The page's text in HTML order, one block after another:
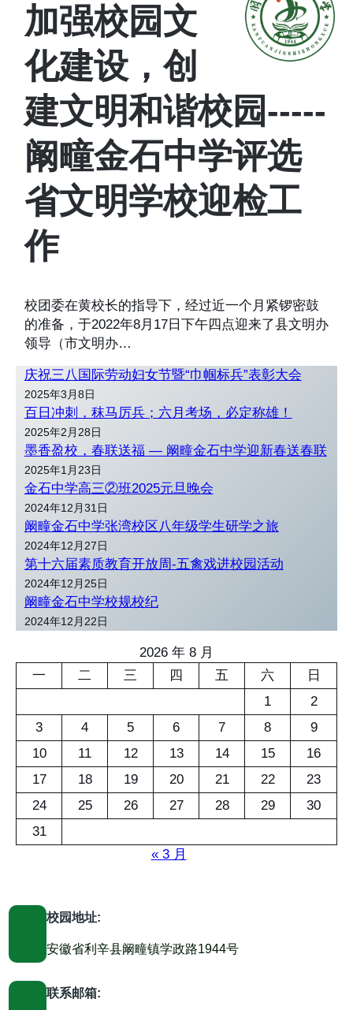
加强校园文
化建设，创
建文明和谐校园-----
阚疃金石中学评选
省文明学校迎检工
作
校团委在黄校长的指导下，经过近一个月紧锣密鼓
的准备，于2022年8月17日下午四点迎来了县文明办
领导（市文明办…
庆祝三八国际劳动妇女节暨“巾帼标兵”表彰大会
2025年3月8日
百日冲刺，秣马厉兵；六月考场，必定称雄！
2025年2月28日
墨香盈校，春联送福 — 阚疃金石中学迎新春送春联
2025年1月23日
金石中学高三②班2025元旦晚会
2024年12月31日
阚疃金石中学张湾校区八年级学生研学之旅
2024年12月27日
第十六届素质教育开放周-五禽戏进校园活动
2024年12月25日
阚疃金石中学校规校纪
2024年12月22日
2026 年 8 月
一
二 三 四 五 六
日
1
2
3
4 5 6 7 8
9
10
11 12 13 14 15
16
17
18 19 20 21 22
23
24
25 26 27 28 29
30
31
« 3 月
校园地址:
安徽省利辛县阚疃镇学政路1944号
联系邮箱: